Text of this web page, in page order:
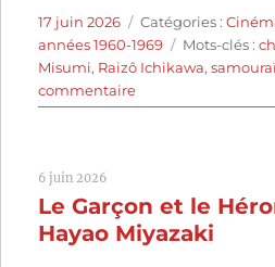
Publié
le
17 juin 2026 Catégories
Catégories :
années 1960-1969
Étiquettes
Mots-clés :
Misumi, Raizô Ichikawa,samouraï
commentairesur
La
de
Kenji
Misumi
6 juin 2026
Le Garçon et le
Hayao Miyazaki